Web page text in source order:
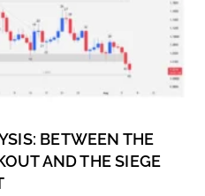
BETWEEN THE
AND THE SIEGE